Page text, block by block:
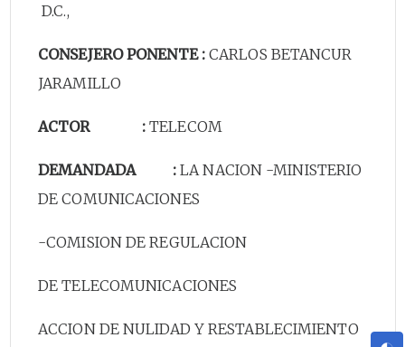
D.C.,
CONSEJERO PONENTE : CARLOS BETANCUR
JARAMILLO
ACTOR : TELECOM
DEMANDADA :LA NACION -MINISTERIO
DE COMUNICACIONES
-COMISION DE REGULACION
DE TELECOMUNICACIONES
ACCION DE NULIDAD Y RESTABLECIMIENTO